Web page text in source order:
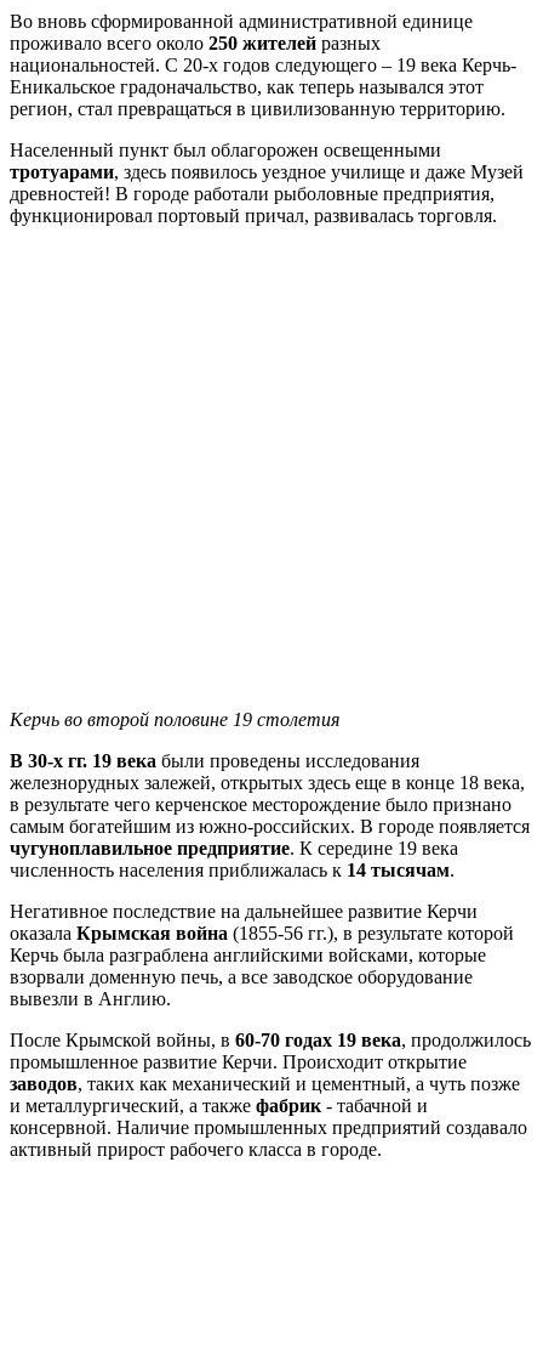
Во вновь сформированной административной единице
проживало всего около 250 жителей разных
национальностей. С 20-х годов следующего – 19 века Керчь-
Еникальское градоначальство, как теперь назывался этот
регион, стал превращаться в цивилизованную территорию.
Населенный пункт был облагорожен освещенными
тротуарами, здесь появилось уездное училище и даже Музей
древностей! В городе работали рыболовные предприятия,
функционировал портовый причал, развивалась торговля.
Керчь во второй половине 19 столетия
В 30-х гг. 19 века были проведены исследования
железнорудных залежей, открытых здесь еще в конце 18 века,
в результате чего керченское месторождение было признано
самым богатейшим из южно-российских. В городе появляется
чугуноплавильное предприятие. К середине 19 века
численность населения приближалась к 14 тысячам.
Негативное последствие на дальнейшее развитие Керчи
оказала Крымская война (1855-56 гг.), в результате которой
Керчь была разграблена английскими войсками, которые
взорвали доменную печь, а все заводское оборудование
вывезли в Англию.
После Крымской войны, в 60-70 годах 19 века, продолжилось
промышленное развитие Керчи. Происходит открытие
заводов, таких как механический и цементный, а чуть позже
и металлургический, а также фабрик - табачной и
консервной. Наличие промышленных предприятий создавало
активный прирост рабочего класса в городе.